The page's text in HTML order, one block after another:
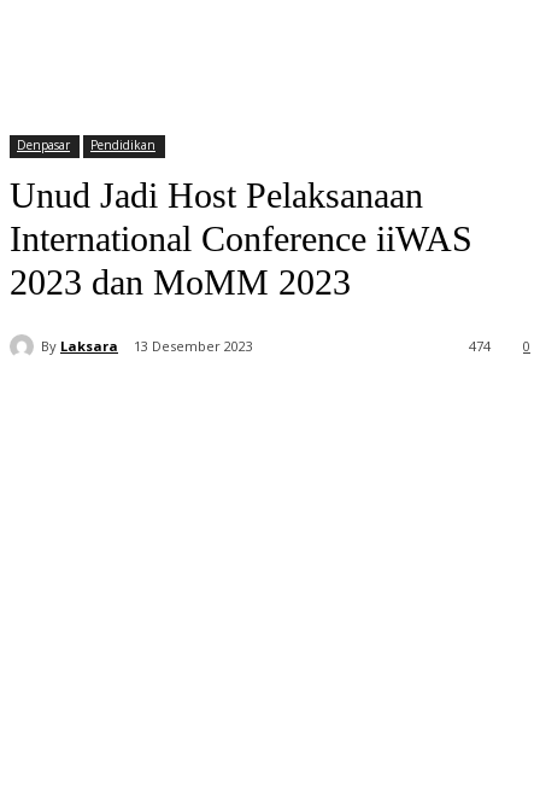
Denpasar Pendidikan
Unud Jadi Host Pelaksanaan
International Conference iiWAS
2023 dan MoMM 2023
By Laksara 13 Desember 2023 0
474